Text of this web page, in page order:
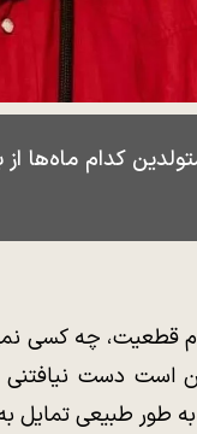
کدام
قطعیت، چه کسی
است دست نیافتنی
به طور طبیعی